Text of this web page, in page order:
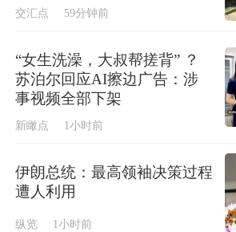
交汇点 59分钟前
“女生洗澡，大叔帮搓背” ？
苏泊尔回应AI擦边广告：涉
事视频全部下架
新瞰点 1小时前
伊朗总统：最高领袖决策过程
遭人利用
纵览 1小时前